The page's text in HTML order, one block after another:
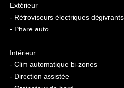
Extérieur
- Rétroviseurs électriques dégivrants
- Phare auto
Intérieur
- Clim automatique bi-zones
- Direction assistée